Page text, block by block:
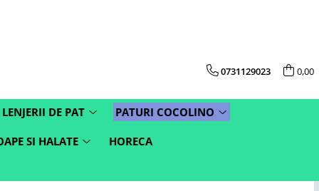
0731129023 0,00
LENJERII DE PAT PATURI COCOLINO
SI HALATE
HORECA